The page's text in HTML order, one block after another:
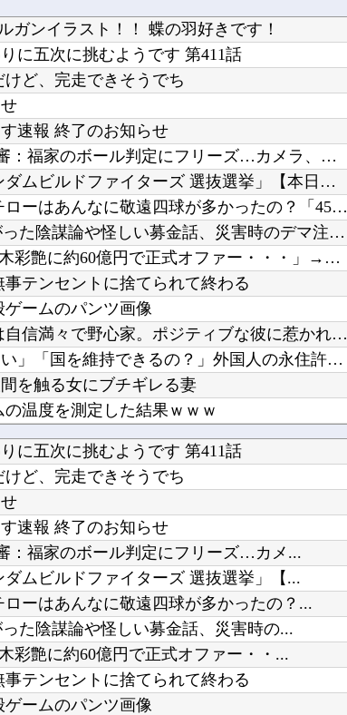
ガンイラスト！！ 蝶の羽好きです！
に五次に挑むようです 第411話
けど、完走できそうでち
速報 終了のお知らせ
DeNA・レイノルズ、球審：福家のボール判定にフリーズ…カメラ、ズームアップ
【ガンプラ再販】 「ガンダムビルドファイターズ 選抜選挙」【本日投票開始】
【海外の反応】 なぜイチローはあんなに敬遠四球が多かったの？「45歳引退で通算打率.311...
【熊本地震】 SNSで広がった陰謀論や怪しい募金話、災害時のデマ注意！
韓国人「PSG、日本の鈴木彩艶に約60億円で正式オファー・・・」→「あいつがそれほどなのか...
事テンセントに捨てられて終わる
ゲームのパンツ画像
無欲な旦那に比べ 、彼は自信満々で野心家。ポジティブな彼に惹かれバイト後や休みの日に会うよ...
「あきれてモノが言えない」「国を維持できるの？」外国人の永住許可要件の厳格化で在日中国人の...
を触る女にブチギレる妻
の温度を測定した結果ｗｗｗ
が各国と比べて優秀過ぎると話題に
水着ミオしゃイラストあげとる
真集がすごいことになってる
Powered by livedoor 相互RSS
に五次に挑むようです 第411話
けど、完走できそうでち
速報 終了のお知らせ
：福家のボール判定にフリーズ…カメ...
ダムビルドファイターズ 選抜選挙」【...
ローはあんなに敬遠四球が多かったの？...
った陰謀論や怪しい募金話、災害時の...
彩艶に約60億円で正式オファー・・...
事テンセントに捨てられて終わる
ゲームのパンツ画像